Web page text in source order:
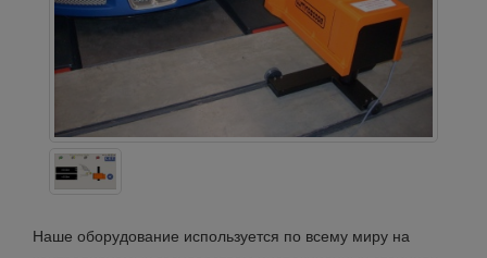
Наше оборудование используется по всему миру на